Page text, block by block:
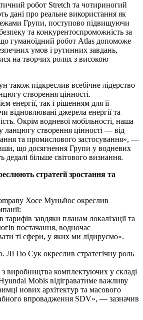
робот Stretch та чотириногий
дані про реальне використання як
Групи, поступово підвищуючи
та конкурентоспроможність за
гуманоїдний робот Atlas допоможе
умов і рутинних завдань,
на творчих ролях з високою
також підкреслив всебічне лідерство
створення цінності.
енергії, так і рішенням для її
відновлювані джерела енергії та
Окрім водневої мобільності, наша
ланцюгу створення цінності — від
та промислового застосування», —
що досягнення Групи у водневих
дедалі більше світового визнання.
стратегії зростання та
Хосе Муньйос окреслив
завдяки планам локалізації та
постачання, водночас
ті сфери, у яких ми лідируємо».
Лі Гю Сук окреслив стратегічну роль
виробництва комплектуючих у складі
Mobis відіграватиме важливу
нових архітектур та масового
впровадження SDV», — зазначив